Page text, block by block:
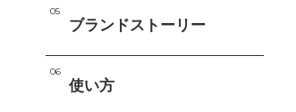
ブランドストーリー
使い方